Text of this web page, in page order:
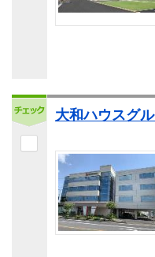
大和ハウスグ